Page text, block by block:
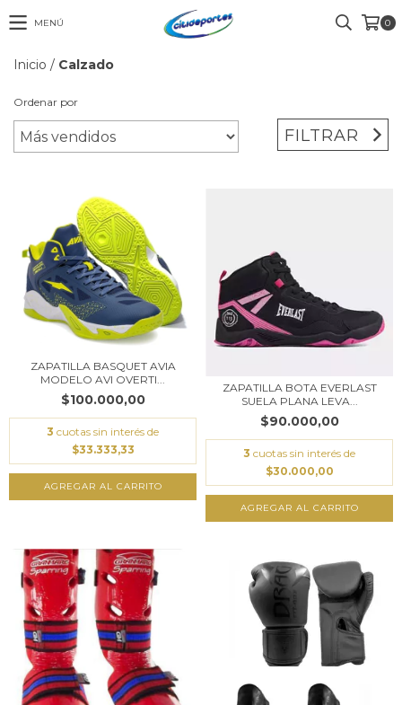
MENÚ 0
Inicio / Calzado
Ordenar por
FILTRAR
ZAPATILLA BASQUET AVIA
MODELO AVI OVERTI...
$100.000,00
3 cuotas sin interés de
$33.333,33
AGREGAR AL CARRITO
ZAPATILLA BOTA EVERLAST
SUELA PLANA LEVA...
$90.000,00
3 cuotas sin interés de
$30.000,00
AGREGAR AL CARRITO